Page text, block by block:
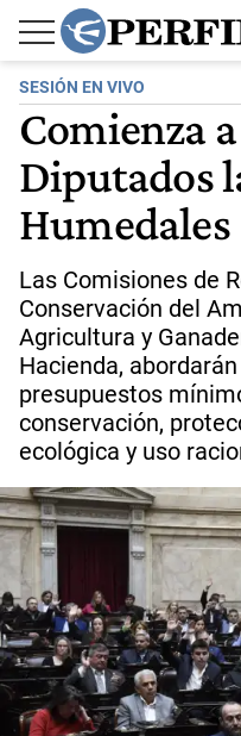
SESIÓN EN VIVO
Comienza
Diputados
Humedales
Las Comisiones de
Conservación del
Agricultura y
Hacienda,
presupuestos
conservación,
ecológica y uso